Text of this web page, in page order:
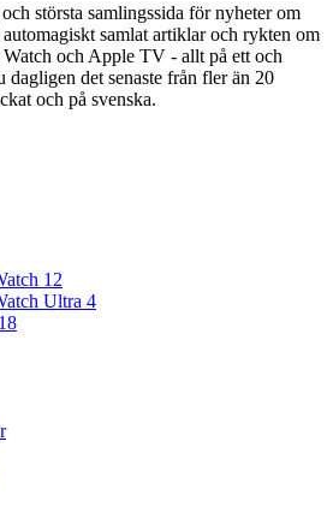
största samlingssida för nyheter om
samlat artiklar och rykten om
och Apple TV - allt på ett och
dagligen det senaste från fler än 20
och på svenska.
12
Ultra 4